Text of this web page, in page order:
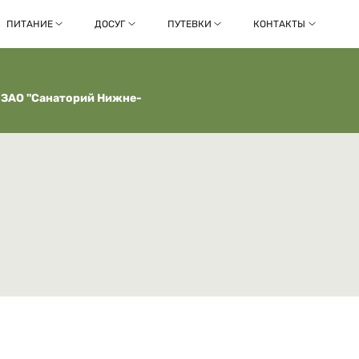
ПИТАНИЕ ДОСУГ ПУТЕВКИ КОНТАКТЫ
ЗАО ''Санаторий Нижне-